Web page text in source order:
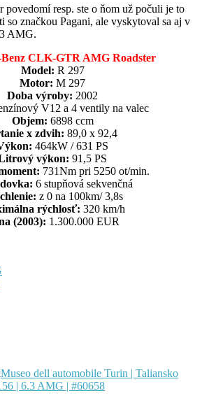
povedomí resp. ste o ňom už počuli je to
so značkou Pagani, ale vyskytoval sa aj v
AMG.
Benz CLK-GTR AMG Roadster
Model: R 297
Motor: M 297
Doba výroby: 2002
V12 a 4 ventily na valec
Objem: 6898 ccm
x zdvih: 89,0 x 92,4
464kW / 631 PS
výkon: 91,5 PS
731Nm pri 5250 ot/min.
6 stupňová sekvenčná
z 0 na 100km/ 3,8s
rýchlosť: 320 km/h
(2003): 1.300.000 EUR
Museo dell automobile Turin | Taliansko
| 6.3 AMG | #60658